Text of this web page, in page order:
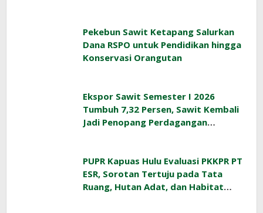
Pekebun Sawit Ketapang Salurkan
Dana RSPO untuk Pendidikan hingga
Konservasi Orangutan
Ekspor Sawit Semester I 2026
Tumbuh 7,32 Persen, Sawit Kembali
Jadi Penopang Perdagangan
PUPR Kapuas Hulu Evaluasi PKKPR PT
ESR, Sorotan Tertuju pada Tata
Ruang, Hutan Adat, dan Habitat